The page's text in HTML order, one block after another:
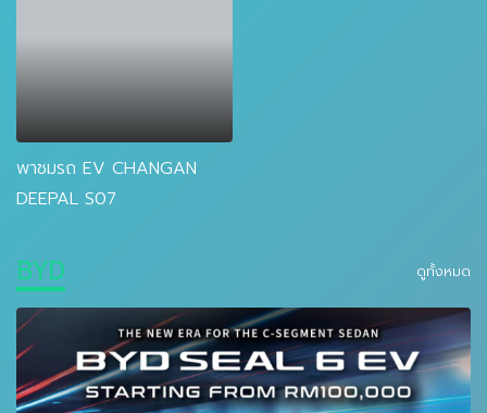
พาชมรถ EV CHANGAN
DEEPAL S07
BYD ดูทั้งหมด